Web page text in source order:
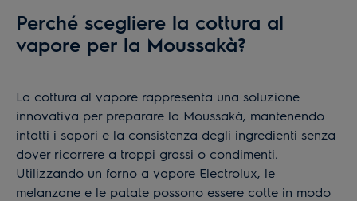
Perché scegliere la cottura al
vapore per la Moussakà?
La cottura al vapore rappresenta una soluzione
innovativa per preparare la Moussakà, mantenendo
intatti i sapori e la consistenza degli ingredienti senza
dover ricorrere a troppi grassi o condimenti.
Utilizzando un forno a vapore Electrolux, le
melanzane e le patate possono essere cotte in modo